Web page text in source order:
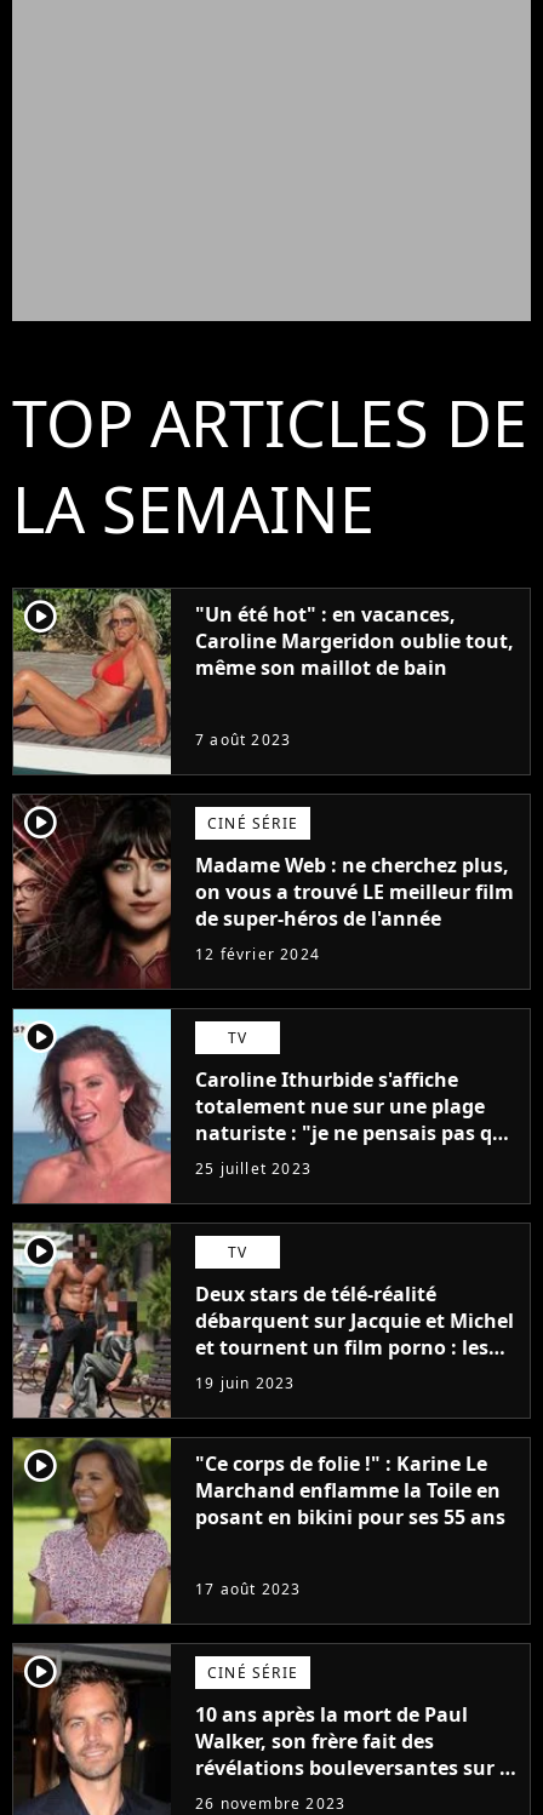
TOP ARTICLES DE
LA SEMAINE
player2
"Un été hot" : en vacances,
Caroline Margeridon oublie tout,
même son maillot de bain
7 août 2023
player2 CINÉ SÉRIE
Madame Web : ne cherchez plus,
on vous a trouvé LE meilleur film
de super-héros de l'année
12 février 2024
player2 TV
Caroline Ithurbide s'affiche
totalement nue sur une plage
naturiste : "je ne pensais pas que
j'arriverais à le faire..."
25 juillet 2023
player2 TV
Deux stars de télé-réalité
débarquent sur Jacquie et Michel
et tournent un film porno : les
premières images du tournage
(exclu)
19 juin 2023
player2
"Ce corps de folie !" : Karine Le
Marchand enflamme la Toile en
posant en bikini pour ses 55 ans
17 août 2023
player2 CINÉ SÉRIE
10 ans après la mort de Paul
Walker, son frère fait des
révélations bouleversantes sur la
réaction des acteurs de Fast and
26 novembre 2023